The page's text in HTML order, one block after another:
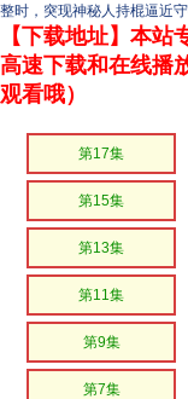
整时，突现神秘人持棍逼近守
【下载地址】本
高速下载和在线播
观看哦）
第17集
第15集
第13集
第11集
第9集
第7集